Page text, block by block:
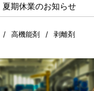
夏期休業のお知らせ
高機能剤 剥離剤